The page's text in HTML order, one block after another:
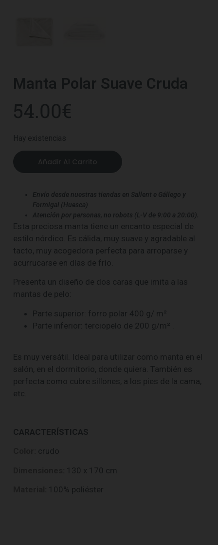
Manta Polar Suave Cruda
54.00€
Hay existencias
Añadir Al Carrito
Envío desde nuestras tiendas en Sallent e Gállego y
Formigal (Huesca)
Atención por personas, no robots (L-V de 9:00 a 20:00).
Esta preciosa manta tiene un encanto especial de
estilo nórdico. Es cálida, muy suave y agradable al
tacto, muy acogedora perfecta para arroparse y
acurrucarse en días de frío.
Presenta un diseño de dos caras que imita a las
mantas de pelo:
Parte superior: forro polar 400 g/ m²
Parte inferior: terciopelo de 200 g/m² .
Es muy versátil. Ideal para utilizar como manta en el
salón, en el dormitorio, donde quiera. También es
perfecta como cubre sillones, a los pies de la cama,
etc.
CARACTERÍSTICAS
crudo
130 x 170 cm
100% poliéster